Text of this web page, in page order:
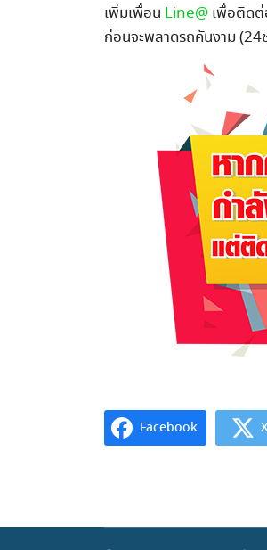
เพิ่มเพื่อน Line@ เพื่อติดต่
ก่อนจะพลาดรถคันงาม (24
Facebook